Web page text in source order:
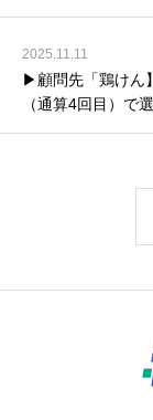
2025.11.11
▶顧問先「鶏けん
（通算4回目）で